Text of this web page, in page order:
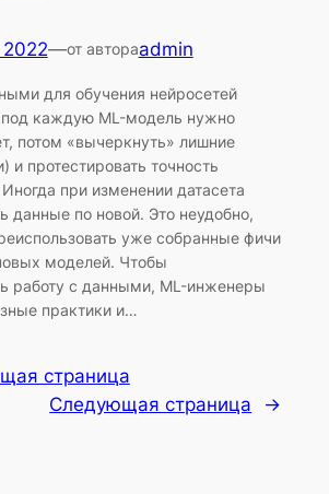
—от автораadmin
для обучения нейросетей
каждую ML-модель нужно
потом «вычеркнуть» лишние
и протестировать точность
при изменении датасета
данные по новой. Это неудобно,
уже собранные фичи
моделей. Чтобы
работу с данными, ML-инженеры
практики и…
страница
Следующая страница
→